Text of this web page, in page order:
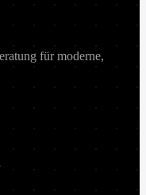
für moderne,